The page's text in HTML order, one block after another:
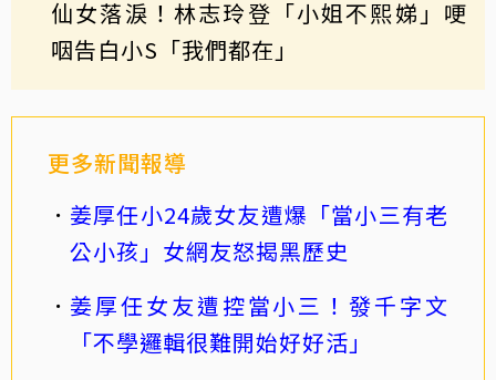
仙女落淚！林志玲登「小姐不熙娣」哽
咽告白小S「我們都在」
更多新聞報導
姜厚任小24歲女友遭爆「當小三有老
公小孩」女網友怒揭黑歷史
姜厚任女友遭控當小三！發千字文
「不學邏輯很難開始好好活」